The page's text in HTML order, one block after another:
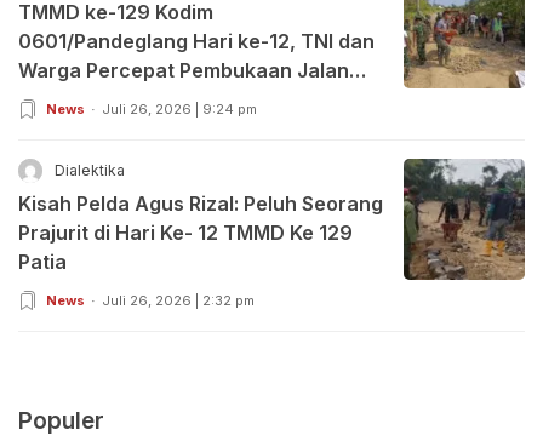
TMMD ke-129 Kodim
0601/Pandeglang Hari ke-12, TNI dan
Warga Percepat Pembukaan Jalan
serta Bangun Sumur Bor, Tokoh
News Juli 26, 2026 | 9:24 pm
Dialektika
Kisah Pelda Agus Rizal: Peluh Seorang
Prajurit di Hari Ke- 12 TMMD Ke 129
Patia
News Juli 26, 2026 | 2:32 pm
Populer